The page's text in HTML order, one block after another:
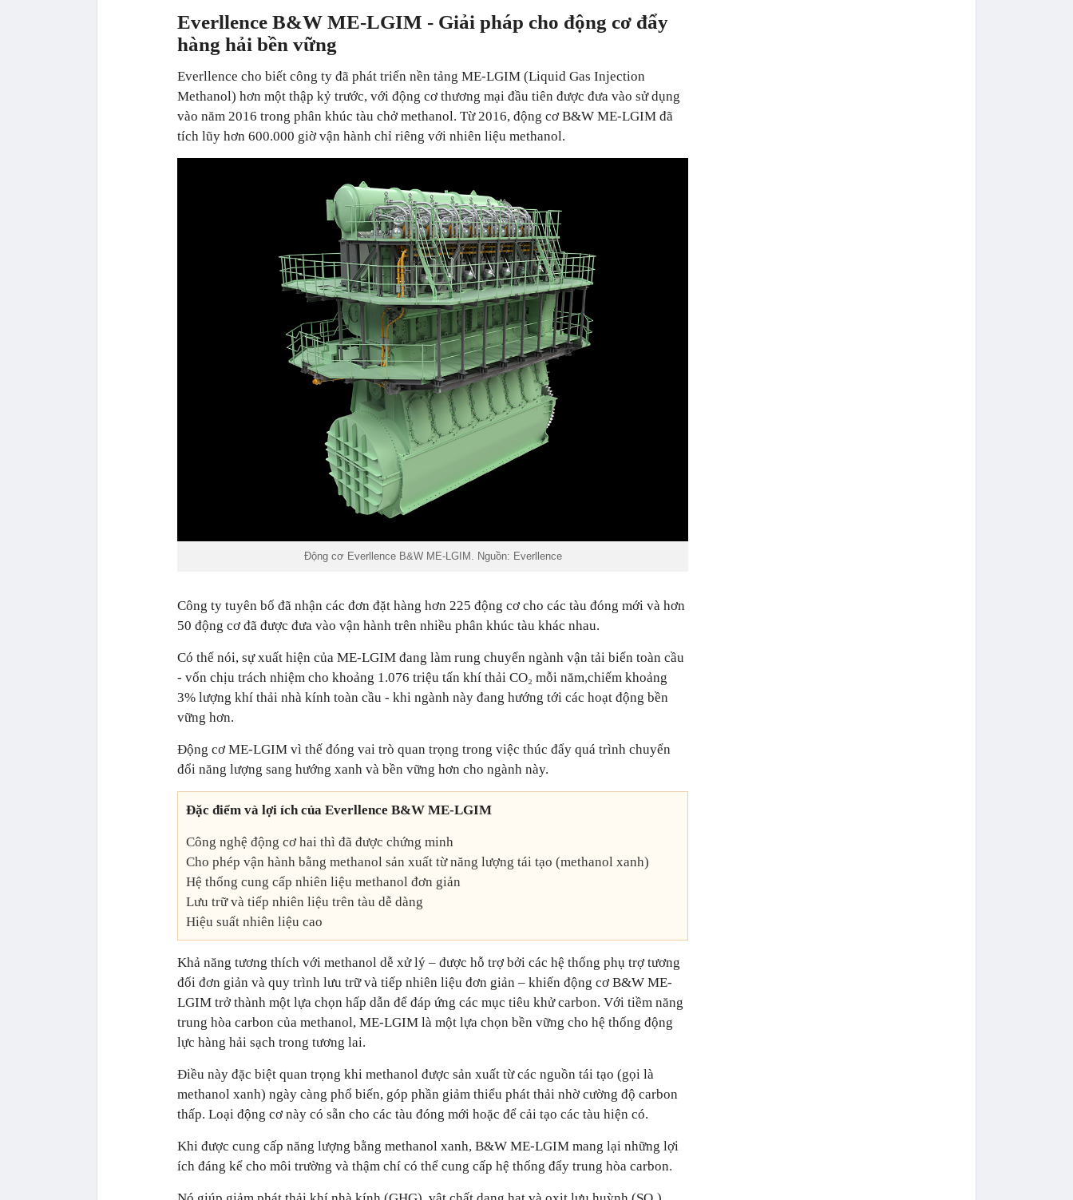
Everllence B&W ME-LGIM - Giải pháp cho động cơ đẩy
hàng hải bền vững
Everllence cho biết công ty đã phát triển nền tảng ME-LGIM (Liquid Gas Injection
Methanol) hơn một thập kỷ trước, với động cơ thương mại đầu tiên được đưa vào sử dụng
vào năm 2016 trong phân khúc tàu chở methanol. Từ 2016, động cơ B&W ME-LGIM đã
tích lũy hơn 600.000 giờ vận hành chỉ riêng với nhiên liệu methanol.
Động cơ Everllence B&W ME-LGIM. Nguồn: Everllence
Công ty tuyên bố đã nhận các đơn đặt hàng hơn 225 động cơ cho các tàu đóng mới và hơn
50 động cơ đã được đưa vào vận hành trên nhiều phân khúc tàu khác nhau.
Có thể nói, sự xuất hiện của ME-LGIM đang làm rung chuyển ngành vận tải biển toàn cầu
- vốn chịu trách nhiệm cho khoảng 1.076 triệu tấn khí thải CO₂ mỗi năm,chiếm khoảng
3% lượng khí thải nhà kính toàn cầu - khi ngành này đang hướng tới các hoạt động bền
vững hơn.
Động cơ ME-LGIM vì thế đóng vai trò quan trọng trong việc thúc đẩy quá trình chuyển
đổi năng lượng sang hướng xanh và bền vững hơn cho ngành này.
Đặc điểm và lợi ích của Everllence B&W ME-LGIM
Công nghệ động cơ hai thì đã được chứng minh
Cho phép vận hành bằng methanol sản xuất từ năng lượng tái tạo (methanol xanh)
Hệ thống cung cấp nhiên liệu methanol đơn giản
Lưu trữ và tiếp nhiên liệu trên tàu dễ dàng
Hiệu suất nhiên liệu cao
Khả năng tương thích với methanol dễ xử lý – được hỗ trợ bởi các hệ thống phụ trợ tương
đối đơn giản và quy trình lưu trữ và tiếp nhiên liệu đơn giản – khiến động cơ B&W ME-
LGIM trở thành một lựa chọn hấp dẫn để đáp ứng các mục tiêu khử carbon. Với tiềm năng
trung hòa carbon của methanol, ME-LGIM là một lựa chọn bền vững cho hệ thống động
lực hàng hải sạch trong tương lai.
Điều này đặc biệt quan trọng khi methanol được sản xuất từ các nguồn tái tạo (gọi là
methanol xanh) ngày càng phổ biến, góp phần giảm thiểu phát thải nhờ cường độ carbon
thấp. Loại động cơ này có sẵn cho các tàu đóng mới hoặc để cải tạo các tàu hiện có.
Khi được cung cấp năng lượng bằng methanol xanh, B&W ME-LGIM mang lại những lợi
ích đáng kể cho môi trường và thậm chí có thể cung cấp hệ thống đẩy trung hòa carbon.